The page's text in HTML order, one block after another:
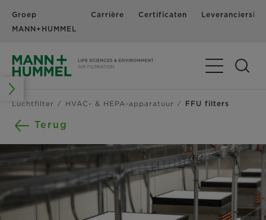
Groep
MANN+HUMMEL
Carrière Certificaten
Navigatie
Luchtfilter HVAC- & HEPA-apparatuur FFU filters
Terug